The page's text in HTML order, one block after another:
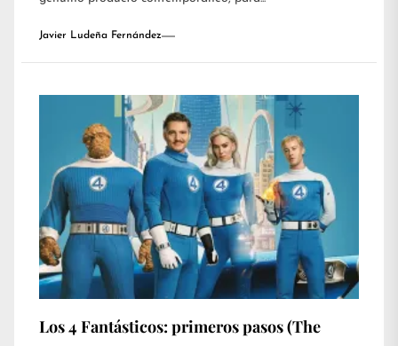
Javier Ludeña Fernández
Los 4 Fantásticos: primeros pasos (The